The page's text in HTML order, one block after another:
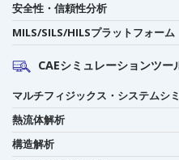
安全性・信頼性分析
MILS/SILS/HILSプラットフォーム
CAEシミュレーションツー
マルチフィジックス・システムシ
熱流体解析
構造解析